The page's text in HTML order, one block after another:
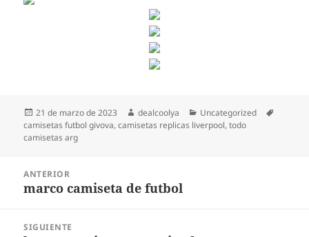
Publicado
el
21 de marzo de 2023 Autor
dealcoolya Categorías
Uncategorized
camisetas futbol givova,camisetas replicas liverpool,todo
camisetas arg
entradas
ANTERIOR
Entrada
marco camiseta de futbol
SIGUIENTE